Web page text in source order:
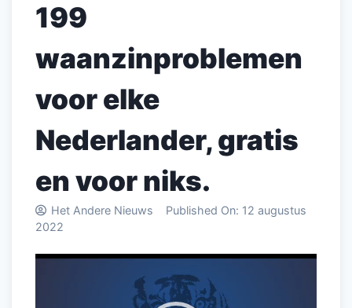
199
waanzinproblemen
voor elke
Nederlander, gratis
en voor niks.
Het Andere Nieuws Published On: 12 augustus
2022
Videospeler